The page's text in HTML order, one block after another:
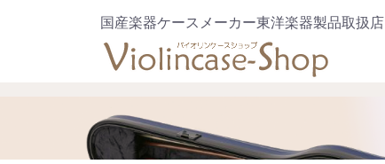
国産楽器ケースメーカー東洋楽器製品取扱店